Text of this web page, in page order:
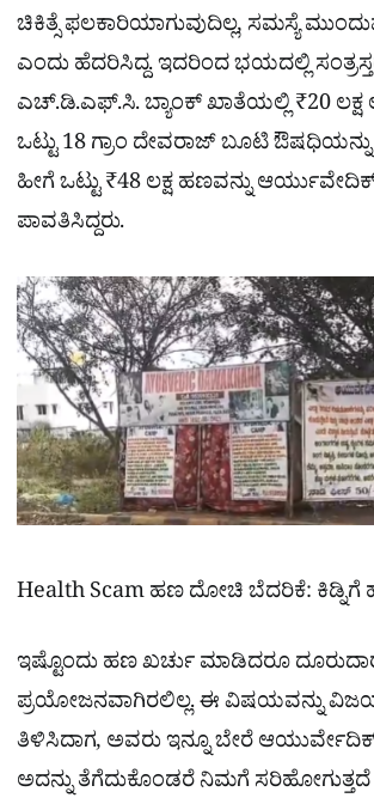
ಚಿಕಿತ್ಸೆ ಫಲಕಾರಿಯಾಗುವುದಿಲ್ಲ, ಸಮಸ್ಯೆ
ಎಂದು ಹೆದರಿಸಿದ್ದ. ಇದರಿಂದ ಭಯದಲ್ಲಿ
ಎಚ್.ಡಿ.ಎಫ್.ಸಿ. ಬ್ಯಾಂಕ್ ಖಾತೆಯಲ್ಲಿ ₹20
ಒಟ್ಟು 18 ಗ್ರಾಂ ದೇವರಾಜ್ ಬೂಟಿ ಔಷಧಿಯನ್ನು
ಹೀಗೆ ಒಟ್ಟು ₹48 ಲಕ್ಷ ಹಣವನ್ನು
ಪಾವತಿಸಿದ್ದರು.
Health Scam ಹಣ ದೋಚಿ ಬೆದರಿಕೆ: ಕಿಡ್ನಿಗೆ
ಇಷ್ಟೊಂದು ಹಣ ಖರ್ಚು ಮಾಡಿದರೂ
ಪ್ರಯೋಜನವಾಗಿರಲಿಲ್ಲ. ಈ ವಿಷಯವನ್ನು
ತಿಳಿಸಿದಾಗ, ಅವರು ಇನ್ನೂ ಬೇರೆ
ಅದನ್ನು ತೆಗೆದುಕೊಂಡರೆ ನಿಮಗೆ ಸರಿಹೋಗುತ್ತದೆ